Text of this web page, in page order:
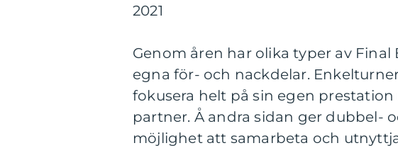
2021
Genom åren har olika typer av
egna för- och nackdelar.
fokusera helt på sin egen
partner. Å andra sidan ger dubbel-
möjlighet att samarbeta och